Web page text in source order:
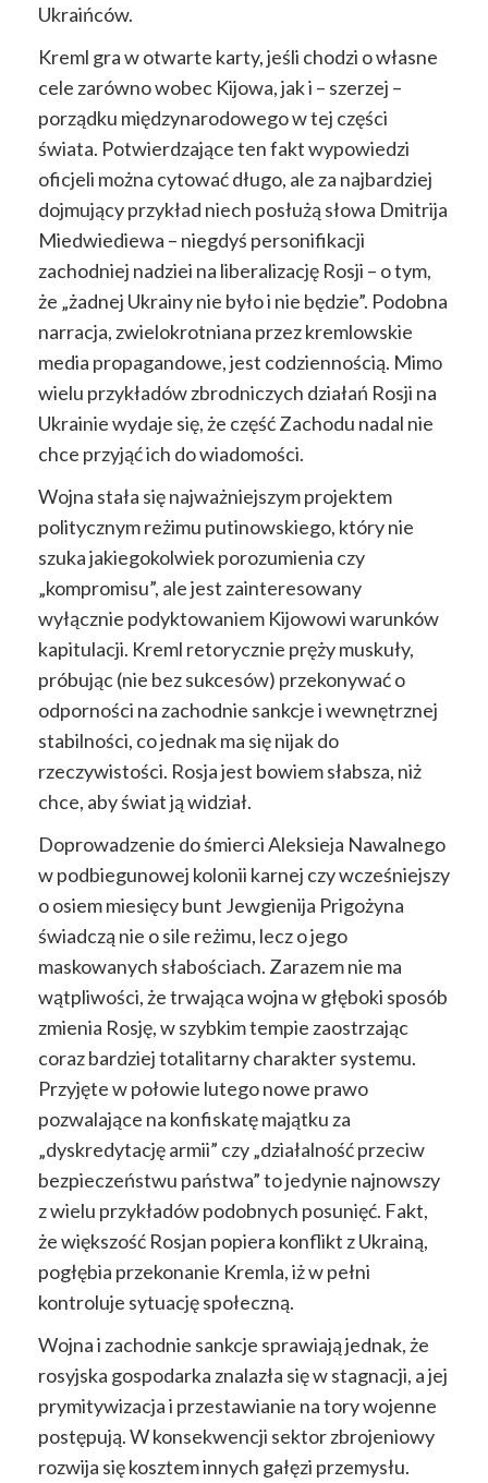
Ukraińców.
Kreml gra w otwarte karty, jeśli chodzi o własne
cele zarówno wobec Kijowa, jak i – szerzej –
porządku międzynarodowego w tej części
świata. Potwierdzające ten fakt wypowiedzi
oficjeli można cytować długo, ale za najbardziej
dojmujący przykład niech posłużą słowa Dmitrija
Miedwiediewa – niegdyś personifikacji
zachodniej nadziei na liberalizację Rosji – o tym,
że „żadnej Ukrainy nie było i nie będzie”. Podobna
narracja, zwielokrotniana przez kremlowskie
media propagandowe, jest codziennością. Mimo
wielu przykładów zbrodniczych działań Rosji na
Ukrainie wydaje się, że część Zachodu nadal nie
chce przyjąć ich do wiadomości.
Wojna stała się najważniejszym projektem
politycznym reżimu putinowskiego, który nie
szuka jakiegokolwiek porozumienia czy
„kompromisu”, ale jest zainteresowany
wyłącznie podyktowaniem Kijowowi warunków
kapitulacji. Kreml retorycznie pręży muskuły,
próbując (nie bez sukcesów) przekonywać o
odporności na zachodnie sankcje i wewnętrznej
stabilności, co jednak ma się nijak do
rzeczywistości. Rosja jest bowiem słabsza, niż
chce, aby świat ją widział.
Doprowadzenie do śmierci Aleksieja Nawalnego
w podbiegunowej kolonii karnej czy wcześniejszy
o osiem miesięcy bunt Jewgienija Prigożyna
świadczą nie o sile reżimu, lecz o jego
maskowanych słabościach. Zarazem nie ma
wątpliwości, że trwająca wojna w głęboki sposób
zmienia Rosję, w szybkim tempie zaostrzając
coraz bardziej totalitarny charakter systemu.
Przyjęte w połowie lutego nowe prawo
pozwalające na konfiskatę majątku za
„dyskredytację armii” czy „działalność przeciw
bezpieczeństwu państwa” to jedynie najnowszy
z wielu przykładów podobnych posunięć. Fakt,
że większość Rosjan popiera konflikt z Ukrainą,
pogłębia przekonanie Kremla, iż w pełni
kontroluje sytuację społeczną.
Wojna i zachodnie sankcje sprawiają jednak, że
rosyjska gospodarka znalazła się w stagnacji, a jej
prymitywizacja i przestawianie na tory wojenne
postępują. W konsekwencji sektor zbrojeniowy
rozwija się kosztem innych gałęzi przemysłu.